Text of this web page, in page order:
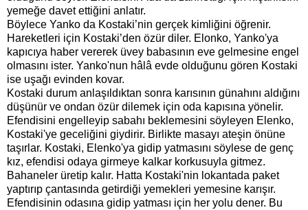
yemeğe davet ettiğini anlatır.
Böylece Yanko da Kostaki’nin gerçek kimliğini öğrenir.
Hareketleri için Kostaki’den özür diler. Elonko, Yanko'ya
kapıcıya haber vererek üvey babasının eve gelmesine engel
olmasını ister. Yanko'nun hâlâ evde olduğunu gören Kostaki
ise uşağı evinden kovar.
Kostaki durum anlaşıldıktan sonra karısının günahını aldığını
düşünür ve ondan özür dilemek için oda kapısına yönelir.
Efendisini engelleyip sabahı beklemesini söyleyen Elenko,
Kostaki'ye geceliğini giydirir. Birlikte masayı ateşin önüne
taşırlar. Kostaki, Elenko'ya gidip yatmasını söylese de genç
kız, efendisi odaya girmeye kalkar korkusuyla gitmez.
Bahaneler üretip kalır. Hatta Kostaki'nin lokantada paket
yaptırıp çantasında getirdiği yemekleri yemesine karışır.
Efendisinin odasına gidip yatması için her yolu dener. Bu